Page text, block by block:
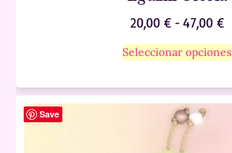
20,00 € - 47,00 €
Seleccionar opciones
Save